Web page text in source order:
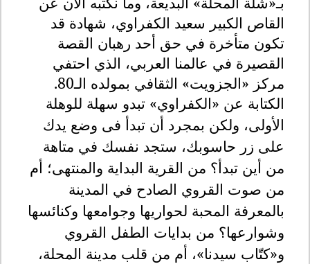
القاص الكبير سعيد الكفراوي، شهادة قد
تكون متأخرة في حق أحد رهبان القصة
القصيرة في عالمنا العربي، الذي احتفي
مركز «الجزويت» الثقافي بمولده الـ80
.
الكتابة عن «الكفراوي» تبدو سهلة للوهلة
الأولى، ولكن بمجرد أن تبدأ فى وضع يدك
على زر حاسوبك، ستجد نفسك في متاهة
من أين تبدأ؟ من القرية البداية والمنتهى؛ أم
من صوت القروي الصادح في المدينة
بالمعرفة المحبة لحواريها وجوامعها وكنائسها
وشوارعها؟ من بدايات الطفل القروي
و«كتّاب سيدنا»، أم من قلب مدينة المحلة،